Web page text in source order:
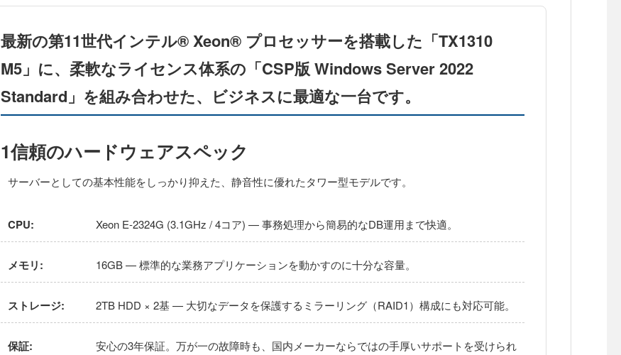
最新の第11世代インテル® Xeon® プロセッサーを搭載した「TX1310
M5」に、柔軟なライセンス体系の「CSP版 Windows Server 2022
Standard」を組み合わせた、ビジネスに最適な一台です。
1信頼のハードウェアスペック
サーバーとしての基本性能をしっかり抑えた、静音性に優れたタワー型モデルです。
CPU: Xeon E-2324G (3.1GHz / 4コア) — 事務処理から簡易的なDB運用まで快適。
メモリ: 16GB — 標準的な業務アプリケーションを動かすのに十分な容量。
ストレージ: 2TB HDD × 2基 — 大切なデータを保護するミラーリング（RAID1）構成にも対応可能。
保証:
安心の3年保証。万が一の故障時も、国内メーカーならではの手厚いサポートを受けられ